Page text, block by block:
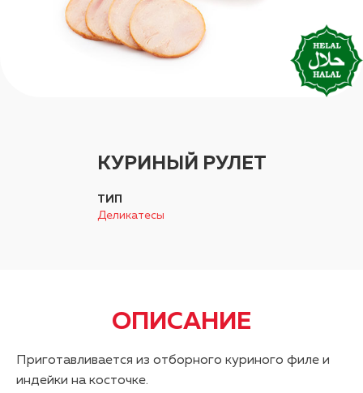
КУРИНЫЙ РУЛЕТ
ТИП
Деликатесы
ОПИСАНИЕ
Приготавливается из отборного куриного филе и
индейки на косточке.